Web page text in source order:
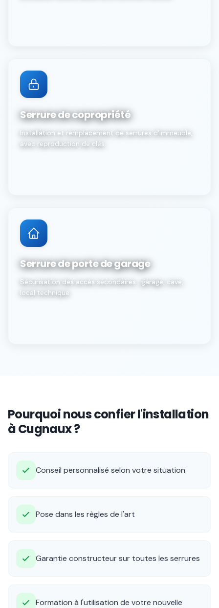
Serrure de copropriété
Installation et remplacement de serrures d'immeuble,
avec reproduction de clés.
Serrure de porte de garage
Sécurisation des accès secondaires : garage, cave,
local technique.
Pourquoi nous confier l'installation
à Cugnaux ?
Conseil personnalisé selon votre situation
Pose dans les règles de l'art
Garantie constructeur sur toutes les serrures
Formation à l'utilisation de votre nouvelle